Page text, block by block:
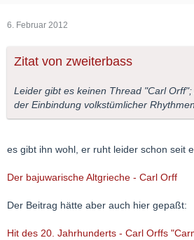
6. Februar 2012
Zitat von zweiterbass
Leider gibt es keinen Thread "Carl
der Einbindung volkstümlicher Rhythmen.
es gibt ihn wohl, er ruht leider schon seit
Der bajuwarische Altgrieche - Carl Orff
Der Beitrag hätte aber auch hier gepaßt:
Hit des 20. Jahrhunderts - Carl Orffs